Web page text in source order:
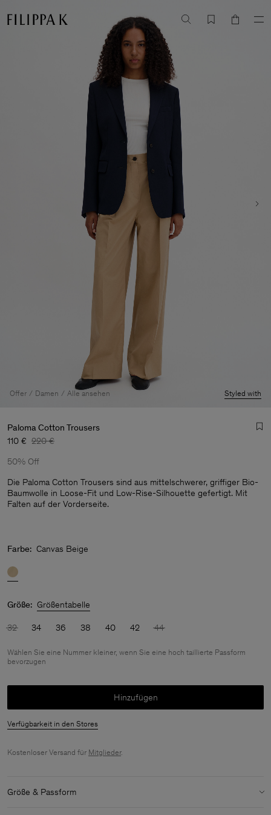
Offer Damen Alle ansehen Styled with
Paloma Cotton Trousers
110 € 220 €
50% Off
Die Paloma Cotton Trousers sind aus mittelschwerer, griffiger Bio-
Baumwolle in Loose-Fit und Low-Rise-Silhouette gefertigt. Mit
Falten auf der Vorderseite.
Farbe: Canvas Beige
Größe: Größentabelle
32 34 36 38 40 42 44
Wählen Sie eine Nummer kleiner, wenn Sie eine hoch taillierte Passform
bevorzugen
Hinzufügen
Verfügbarkeit in den Stores
Kostenloser Versand für Mitglieder.
Größe & Passform